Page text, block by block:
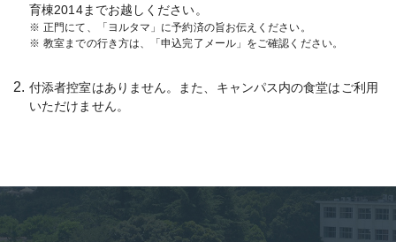
育棟2014までお越しください。
※ 正門にて、「ヨルタマ」に予約済の旨お伝えください。
※ 教室までの行き方は、「申込完了メール」をご確認ください。
2. 付添者控室はありません。また、キャンパス内の食堂はご利用
いただけません。